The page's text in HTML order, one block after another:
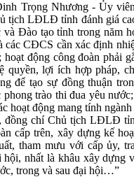
Trọng Nhương - Ủy
LĐLĐ tỉnh đánh giá
và Đào tạo tỉnh trong năm
CĐCS cần xác định
động công đoàn phải
quyền, lợi ích hợp pháp,
để tạo sự đồng thuận
trào thi đua yêu
hoạt động mang tính
đồng chí Chủ tịch LĐLĐ
cấp trên, xây dựng kế
tham mưu với cấp ủy,
nhất là khâu xây dựng
trong và sau đại hội…”